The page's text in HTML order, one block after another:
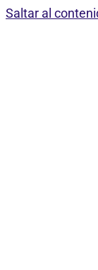
Saltar al